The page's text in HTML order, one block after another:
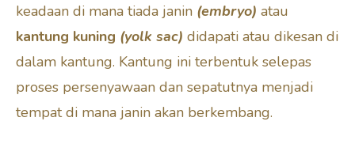
keadaan di mana tiada janin (embryo) atau
kantung kuning (yolk sac) didapati atau dikesan di
dalam kantung. Kantung ini terbentuk selepas
proses persenyawaan dan sepatutnya menjadi
tempat di mana janin akan berkembang.